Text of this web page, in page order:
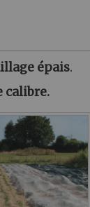
épais.
calibre.